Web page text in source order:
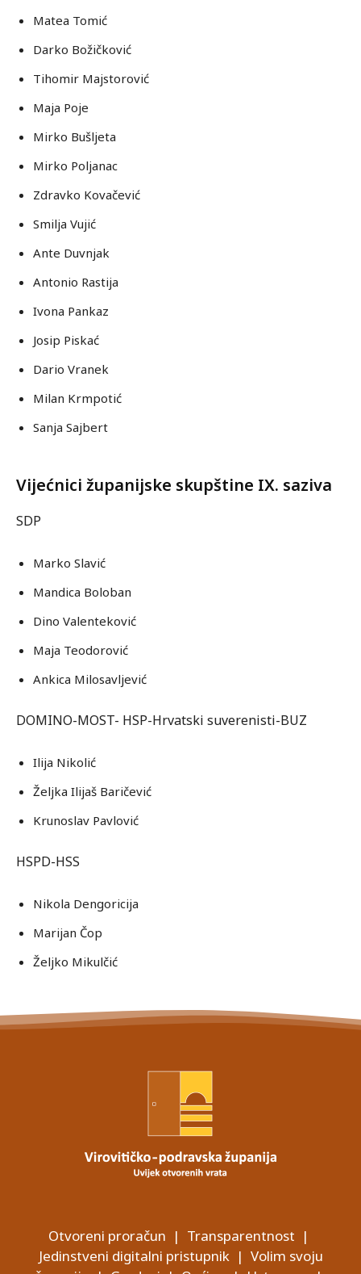
Matea Tomić
Darko Božičković
Tihomir Majstorović
Maja Poje
Mirko Bušljeta
Mirko Poljanac
Zdravko Kovačević
Smilja Vujić
Ante Duvnjak
Antonio Rastija
Ivona Pankaz
Josip Piskać
Dario Vranek
Milan Krmpotić
Sanja Sajbert
Vijećnici županijske skupštine IX. saziva
SDP
Marko Slavić
Mandica Boloban
Dino Valenteković
Maja Teodorović
Ankica Milosavljević
DOMINO-MOST- HSP-Hrvatski suverenisti-BUZ
Ilija Nikolić
Željka Ilijaš Baričević
Krunoslav Pavlović
HSPD-HSS
Nikola Dengoricija
Marijan Čop
Željko Mikulčić
Otvoreni proračun | Transparentnost |
Jedinstveni digitalni pristupnik| Volim svoju